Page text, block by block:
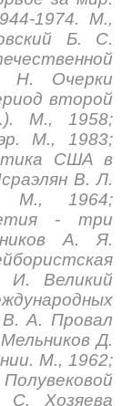
1974. М.,
Б. С.
Н. Очерки
второй
М., 1958;
М., 1983;
США в
В. Л.
М., 1964;
- три
А. Я.
И. Великий
А. Провал
Д.
М., 1962;
С. Хозяева